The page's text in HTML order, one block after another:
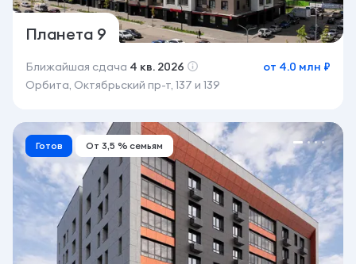
Планета 9
Ближайшая сдача 4 кв. 2026
от 4.0 млн ₽
Орбита, Октябрьский пр-т, 137 и 139
Готов От 3,5 % семьям